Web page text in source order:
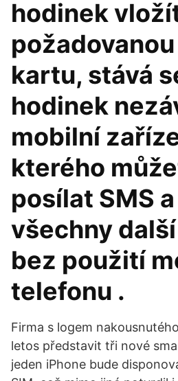
hodinek
požadovanou
kartu, stává
hodinek
mobilní
kterého
posílat SMS
všechny
bez použití
telefonu .
Firma s logem
letos představit tři nové
jeden iPhone bude